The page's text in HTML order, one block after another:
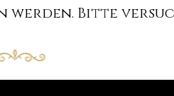
Bitte